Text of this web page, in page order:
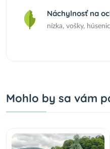
Náchylnosť na
nízka, vošky,
Mohlo by sa vám